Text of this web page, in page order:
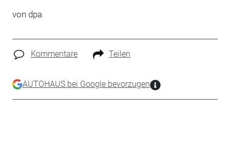
von dpa
Kommentare Teilen
AUTOHAUS bei Google bevorzugen